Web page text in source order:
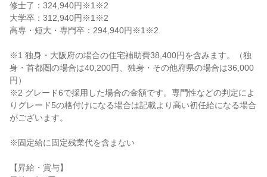
修士了：324,940円※1※2
大学卒：312,940円※1※2
高専・短大・専門卒：294,940円※1※2
※1 独身・大阪府の場合の住宅補助費38,400円を含みます。（独
身・首都圏の場合は40,200円、独身・その他府県の場合は36,000
円）
※2 グレード6で採用した場合の金額です。専門性などの判定によ
りグレード5の格付けになる場合は記載より高い初任給になる場合
がございます。
※固定給に固定残業代を含まない
【昇給・賞与】